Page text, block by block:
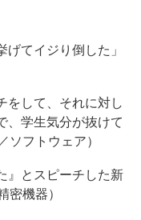
げてイジり倒した」
をして、それに対し
、学生気分が抜けて
ソフトウェア）
』とスピーチした新
密機器）